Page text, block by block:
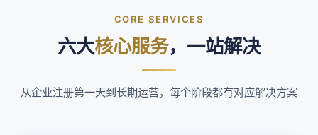
CORE SERVICES
六大核心服务，一站解决
从企业注册第一天到长期运营，每个阶段都有对应解决方案